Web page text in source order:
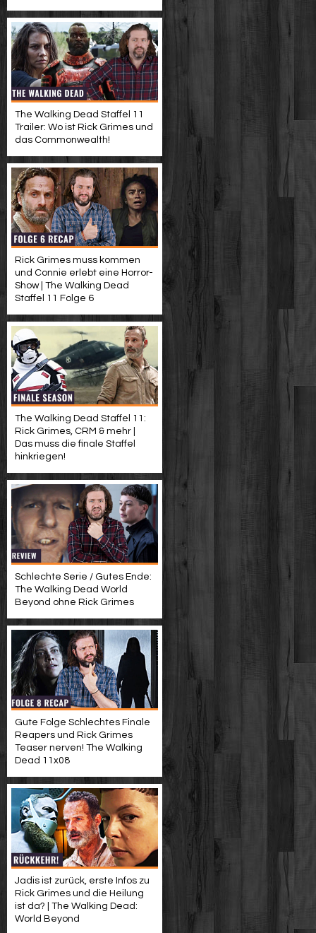
The Walking Dead Staffel 11
Trailer: Wo ist Rick Grimes und
das Commonwealth!
Rick Grimes muss kommen
und Connie erlebt eine Horror-
Show | The Walking Dead
Staffel 11 Folge 6
The Walking Dead Staffel 11:
Rick Grimes, CRM & mehr |
Das muss die finale Staffel
hinkriegen!
Schlechte Serie / Gutes Ende:
The Walking Dead World
Beyond ohne Rick Grimes
Gute Folge Schlechtes Finale
Reapers und Rick Grimes
Teaser nerven! The Walking
Dead 11x08
Jadis ist zurück, erste Infos zu
Rick Grimes und die Heilung
ist da? | The Walking Dead:
World Beyond